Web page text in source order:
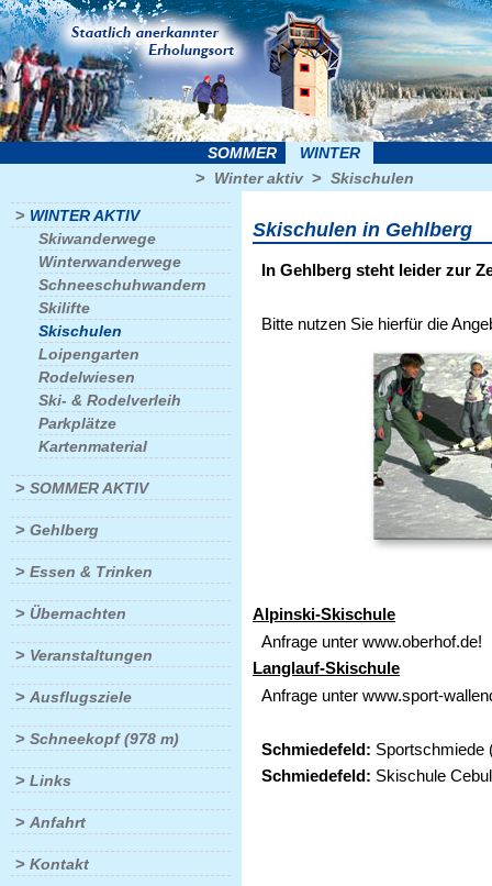
SOMMER WINTER
> Winter aktiv > Skischulen
> WINTER AKTIV
Skiwanderwege
Winterwanderwege
Schneeschuhwandern
Skilifte
Skischulen
Loipengarten
Rodelwiesen
Ski- & Rodelverleih
Parkplätze
Kartenmaterial
> SOMMER AKTIV
> Gehlberg
> Essen & Trinken
> Übernachten
> Veranstaltungen
> Ausflugsziele
> Schneekopf (978 m)
> Links
> Anfahrt
> Kontakt
Skischulen in Gehlberg
In Gehlberg steht leider zur
Bitte nutzen Sie hierfür die
Alpinski-Skischule
Anfrage unter www.oberhof.de!
Langlauf-Skischule
Anfrage unter www.sport-
Schmiedefeld: Sportschmiede
Schmiedefeld: Skischule